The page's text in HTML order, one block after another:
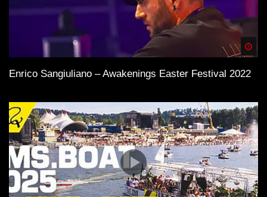
Enrico Sangiuliano – Awakenings Easter Festival 2022